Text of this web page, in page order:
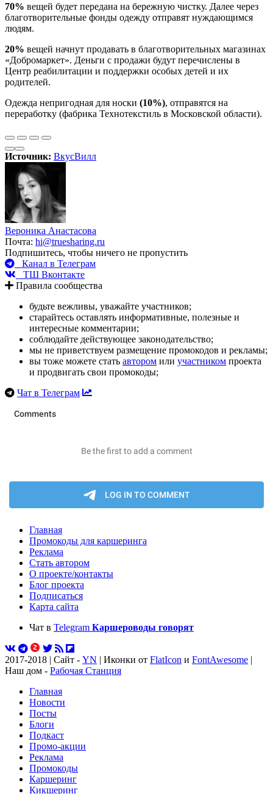
70% вещей будет передана на бережную чистку. Далее через
благотворительные фонды одежду отправят нуждающимся
людям.
20% вещей начнут продавать в благотворительных магазинах
«Добромаркет». Деньги с продажи будут перечислены в
Центр реабилитации и поддержки особых детей и их
родителей.
Одежда непригодная для носки (10%), отправятся на
переработку (фабрика Технотекстиль в Московской области).
Источник: ВкусВилл
Вероника Анастасова
Почта: hi@truesharing.ru
Подпишитесь, чтобы ничего не пропустить
Канал в Телеграм
ТШ Вконтакте
Правила сообщества
будьте вежливы, уважайте участников;
старайтесь оставлять информативные, полезные и
интересные комментарии;
соблюдайте действующее законодательство;
мы не приветствуем размещение промокодов и рекламы;
вы тоже можете стать автором или участником проекта
и продвигать свои промокоды;
Чат в Телеграм
Главная
Промокоды для каршеринга
Реклама
Стать автором
О проекте/контакты
Блог проекта
Подписаться
Карта сайта
Чат в Telegram Каршероводы говорят
2017-2018 | Сайт - YN | Иконки от FlatIcon и FontAwesome |
Наш дом - Рабочая Станция
Главная
Новости
Посты
Блоги
Подкаст
Промо-акции
Реклама
Промокоды
Каршеринг
Кикшеринг